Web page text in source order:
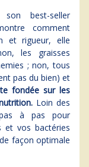
best-seller
comment
et rigueur, elle
les graisses
; non, tous
pas du bien) et
fondée sur les
Loin des
à pas pour
et vos bactéries
façon optimale